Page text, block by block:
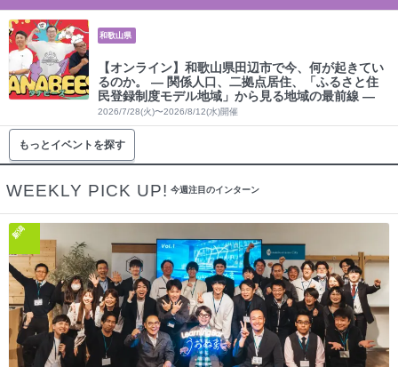
和歌山県
【オンライン】和歌山県田辺市で今、何が起きてい
るのか。 ― 関係人口、二拠点居住、「ふるさと住
民登録制度モデル地域」から見る地域の最前線 ―
2026/7/28(火)〜2026/8/12(水)開催
もっとイベントを探す
WEEKLY PICK UP! 今週注目のインターン
新潟